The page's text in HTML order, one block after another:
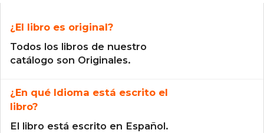
¿El libro es original?
Todos los libros de nuestro
catálogo son Originales.
¿En qué Idioma está escrito el
libro?
El libro está escrito en Español.